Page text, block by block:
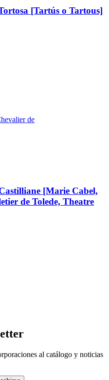
[Tartús o Tartous]
de
[Marie Cabel,
de Tolede, Theatre
al catálogo y noticias